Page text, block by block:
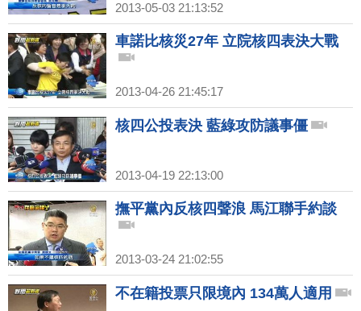
2013-05-03 21:13:52
車諾比核災27年 立院核四表決大戰
2013-04-26 21:45:17
核四公投表決 藍綠攻防議事僵
2013-04-19 22:13:00
撫平黨內反核四聲浪 馬江聯手約談
2013-03-24 21:02:55
不在籍投票只限境內 134萬人適用